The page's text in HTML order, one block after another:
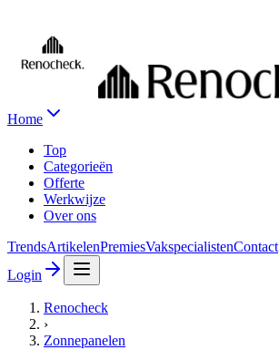
Home
Top
Categorieën
Offerte
Werkwijze
Over ons
TrendsArtikelenPremiesVakspecialistenContact
Login
Renocheck
›
Zonnepanelen